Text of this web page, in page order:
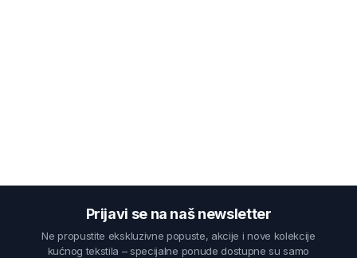
Prijavi se na naš newsletter
Ne propustite ekskluzivne popuste, akcije i nove kolekcije
kućnog tekstila – specijalne ponude dostupne su samo